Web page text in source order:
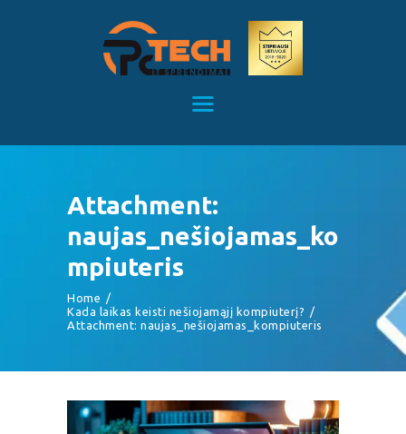
Attachment:
naujas_nešiojamas_ko
mpiuteris
Home
Kada laikas keisti nešiojamąjį kompiuterį?
Attachment: naujas_nešiojamas_kompiuteris
Kompiuterių remontas Kaune
Kompiuterių priežiūra
APIE MUS
KONTAKTAI